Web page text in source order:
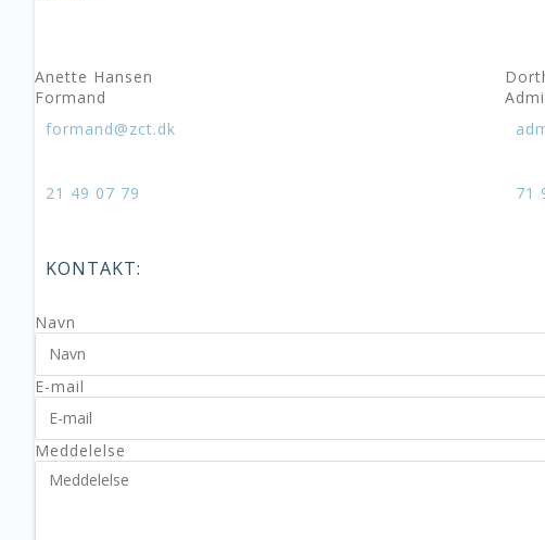
Anette Hansen
Formand
formand@zct.dk
21 49 07 79 71
KONTAKT:
Navn
E-mail
Meddelelse